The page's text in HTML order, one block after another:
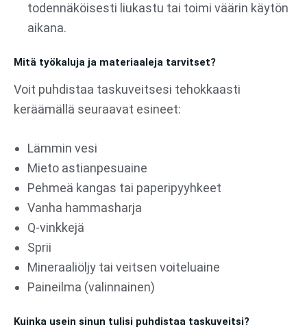
todennäköisesti liukastu tai toimi väärin käytön
aikana.
Mitä työkaluja ja materiaaleja tarvitset?
Voit puhdistaa taskuveitsesi tehokkaasti
keräämällä seuraavat esineet:
Lämmin vesi
Mieto astianpesuaine
Pehmeä kangas tai paperipyyhkeet
Vanha hammasharja
Q-vinkkejä
Sprii
Mineraaliöljy tai veitsen voiteluaine
Paineilma (valinnainen)
Kuinka usein sinun tulisi puhdistaa taskuveitsi?